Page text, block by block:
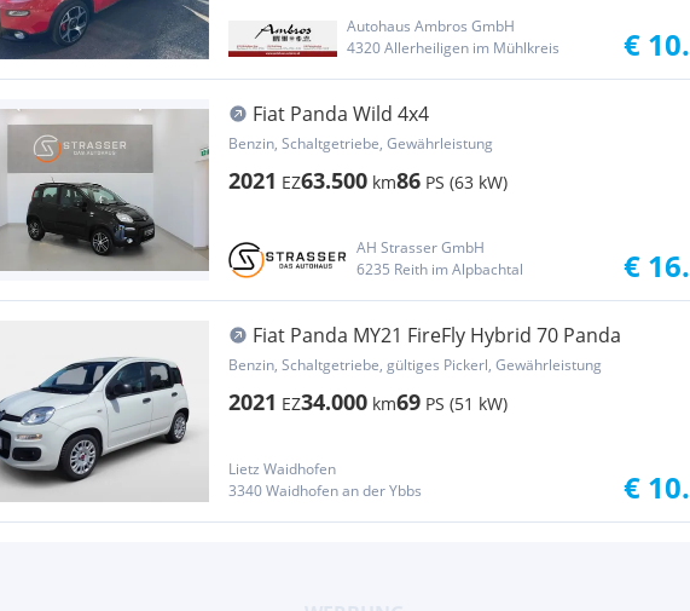
Autohaus Ambros GmbH
4320 Allerheiligen im Mühlkreis
€
Fiat Panda Wild 4x4
Benzin, Schaltgetriebe, Gewährleistung
2021 EZ63.500 km86 PS (63 kW)
AH Strasser GmbH
6235 Reith im Alpbachtal
€
Fiat Panda MY21 FireFly Hybrid 70 Panda
Benzin, Schaltgetriebe, gültiges Pickerl, Gewährleistung
2021 EZ34.000 km69 PS (51 kW)
Lietz Waidhofen
3340 Waidhofen an der Ybbs
€